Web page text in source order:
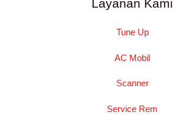
Layanan Kami
Tune Up
AC Mobil
Scanner
Service Rem